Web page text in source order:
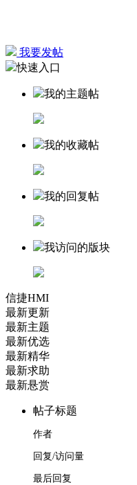
我要发帖
快速入口
我的主题帖
我的收藏帖
我的回复帖
我访问的版块
信捷HMI
最新更新
最新主题
最新优选
最新精华
最新求助
最新悬赏
帖子标题
作者
回复/访问量
最后回复